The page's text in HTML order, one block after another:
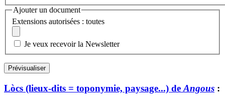
Ajouter un document
Extensions autorisées : toutes
Je veux recevoir la Newsletter
Lòcs (lieux-dits = toponymie, paysage...) de Angous :